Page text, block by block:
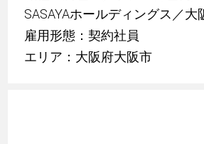
SASAYAホールディングス／大
雇用形態：契約社員
エリア：大阪府大阪市